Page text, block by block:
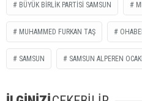
BÜYÜK BIRLIK PARTISI SAMSUN
MUHAMMED FURKAN TAŞ
SAMSUN SAMSUN ALPEREN